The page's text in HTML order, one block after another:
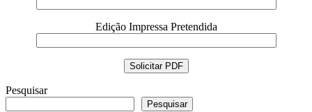
Edição Impressa Pretendida
Pesquisar
Pesquisar